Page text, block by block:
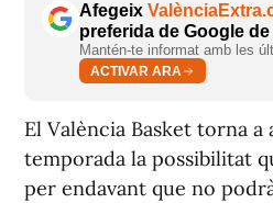
Afegeix
preferida de Google
Mantén-te informat amb les
ACTIVAR ARA
El València Basket torna a
temporada la possibilitat
per endavant que no